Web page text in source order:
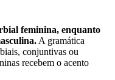
feminina, enquanto
A gramática
conjuntivas ou
recebem o acento